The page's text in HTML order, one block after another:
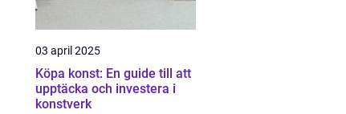
03 april 2025
Köpa konst: En guide till att
upptäcka och investera i
konstverk